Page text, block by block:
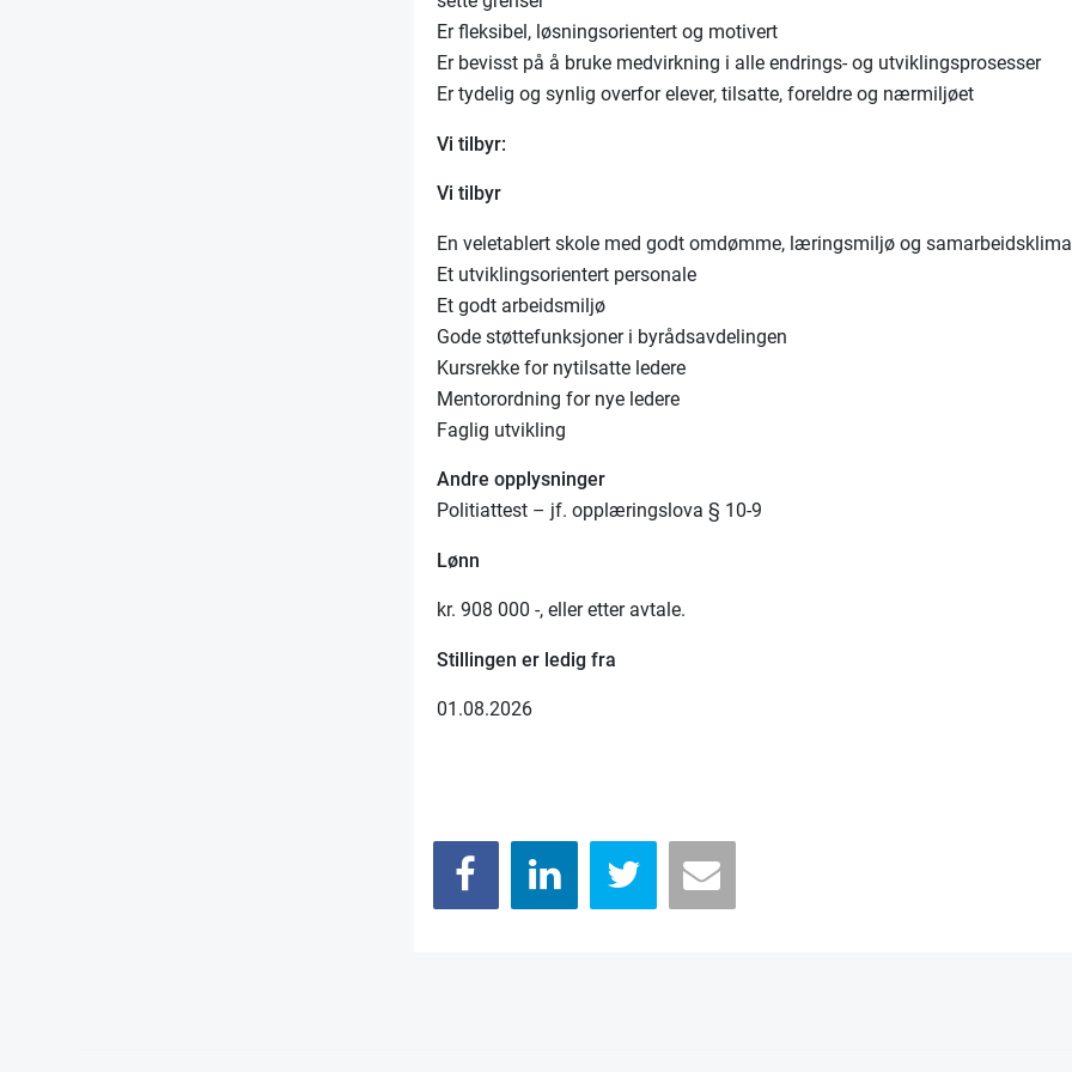
Er fleksibel, løsningsorientert og motivert
Er bevisst på å bruke medvirkning i alle endrings- og utviklingsprosesser
Er tydelig og synlig overfor elever, tilsatte, foreldre og nærmiljøet
Vi tilbyr:
Vi tilbyr
En veletablert skole med godt omdømme, læringsmiljø og samarbeidsklima
Et utviklingsorientert personale
Et godt arbeidsmiljø
Gode støttefunksjoner i byrådsavdelingen
Kursrekke for nytilsatte ledere
Mentorordning for nye ledere
Faglig utvikling
Andre opplysninger
Politiattest – jf. opplæringslova § 10-9
Lønn
kr. 908 000 -, eller etter avtale.
Stillingen er ledig fra
01.08.2026